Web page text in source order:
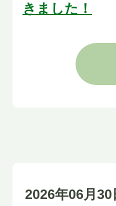
きました！
2026年08月07
審議会などの
2026年06月30